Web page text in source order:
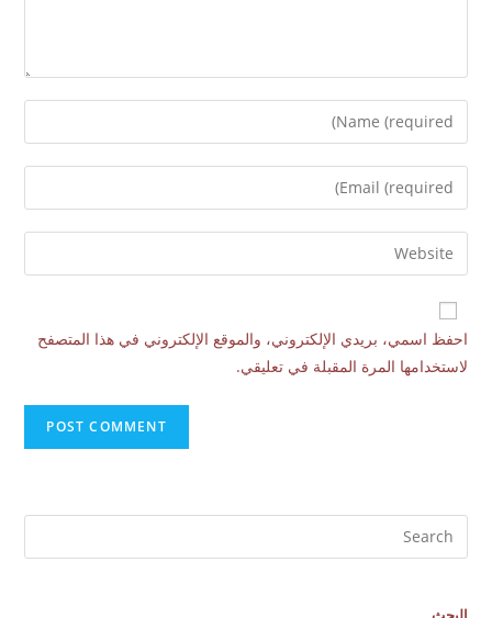
احفظ اسمي، بريدي الإلكتروني، والموقع الإلكتروني في هذا المتصفح
لاستخدامها المرة المقبلة في تعليقي.